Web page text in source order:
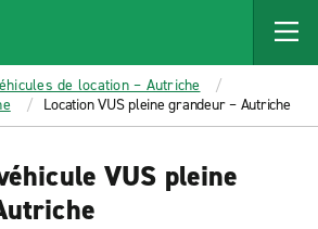
de location – Autriche
Location VUS pleine grandeur – Autriche
VUS pleine